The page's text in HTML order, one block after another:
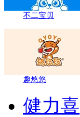
不二宝贝
趣悠悠
健力喜